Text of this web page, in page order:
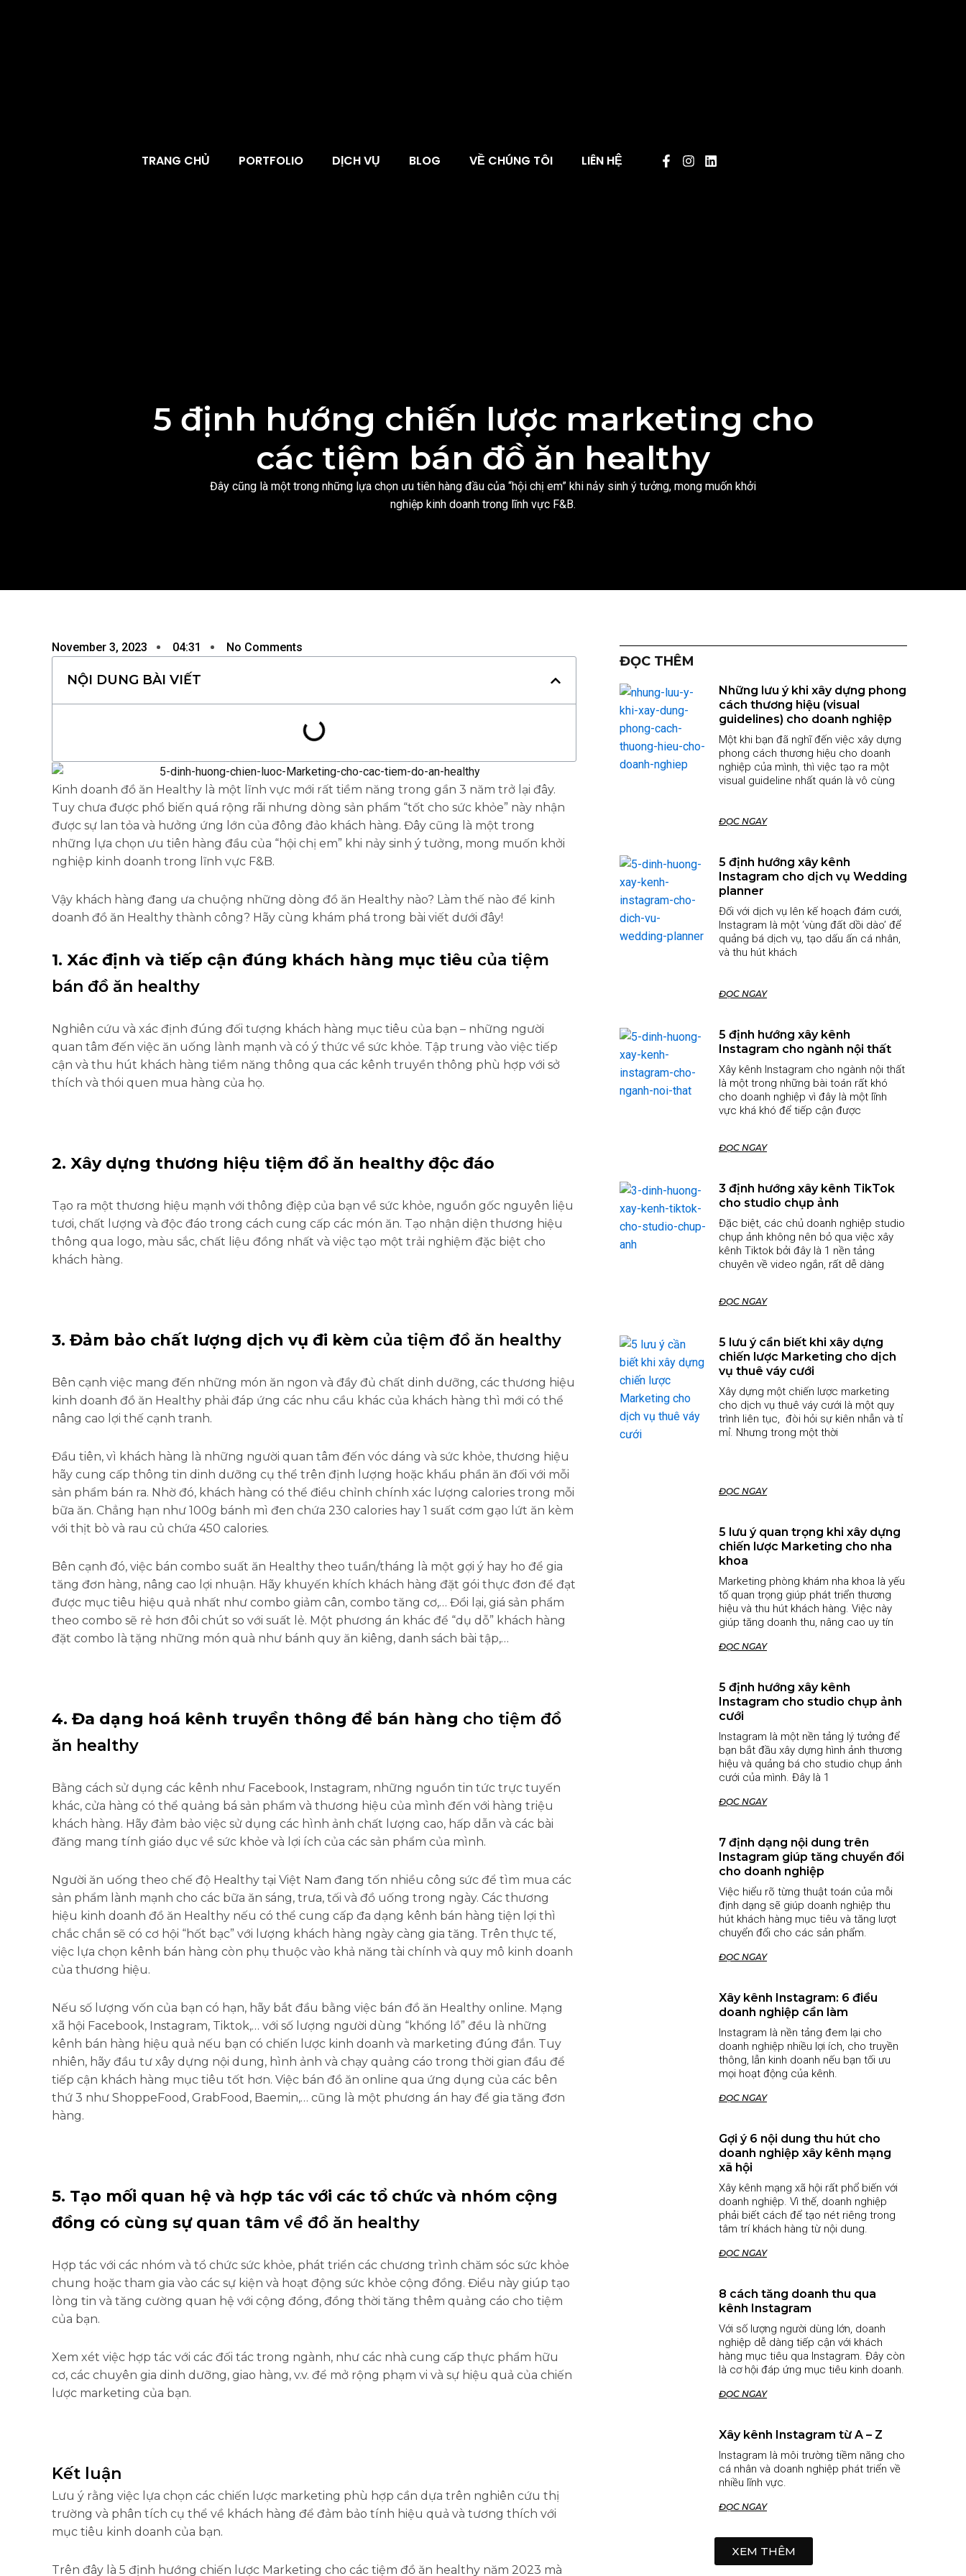
TRANG CHỦ PORTFOLIO DỊCH VỤ BLOG VỀ CHÚNG TÔI LIÊN HỆ
5 định hướng chiến lược marketing cho
các tiệm bán đồ ăn healthy
Đây cũng là một trong những lựa chọn ưu tiên hàng đầu của “hội chị em” khi nảy sinh ý tưởng, mong muốn khởi
nghiệp kinh doanh trong lĩnh vực F&B.
November 3, 2023 04:31 No Comments
NỘI DUNG BÀI VIẾT
Kinh doanh đồ ăn Healthy là một lĩnh vực mới rất tiềm năng trong gần 3 năm trở lại đây.
Tuy chưa được phổ biến quá rộng rãi nhưng dòng sản phẩm “tốt cho sức khỏe” này nhận
được sự lan tỏa và hưởng ứng lớn của đông đảo khách hàng. Đây cũng là một trong
những lựa chọn ưu tiên hàng đầu của “hội chị em” khi nảy sinh ý tưởng, mong muốn khởi
nghiệp kinh doanh trong lĩnh vực F&B.
Vậy khách hàng đang ưa chuộng những dòng đồ ăn Healthy nào? Làm thế nào để kinh
doanh đồ ăn Healthy thành công? Hãy cùng khám phá trong bài viết dưới đây!
1. Xác định và tiếp cận đúng khách hàng mục tiêu của tiệm
bán đồ ăn healthy
Nghiên cứu và xác định đúng đối tượng khách hàng mục tiêu của bạn – những người
quan tâm đến việc ăn uống lành mạnh và có ý thức về sức khỏe. Tập trung vào việc tiếp
cận và thu hút khách hàng tiềm năng thông qua các kênh truyền thông phù hợp với sở
thích và thói quen mua hàng của họ.
2. Xây dựng thương hiệu tiệm đồ ăn healthy độc đáo
Tạo ra một thương hiệu mạnh với thông điệp của bạn về sức khỏe, nguồn gốc nguyên liệu
tươi, chất lượng và độc đáo trong cách cung cấp các món ăn. Tạo nhận diện thương hiệu
thông qua logo, màu sắc, chất liệu đồng nhất và việc tạo một trải nghiệm đặc biệt cho
khách hàng.
3. Đảm bảo chất lượng dịch vụ đi kèm của tiệm đồ ăn healthy
Bên cạnh việc mang đến những món ăn ngon và đầy đủ chất dinh dưỡng, các thương hiệu
kinh doanh đồ ăn Healthy phải đáp ứng các nhu cầu khác của khách hàng thì mới có thể
nâng cao lợi thế cạnh tranh.
Đầu tiên, vì khách hàng là những người quan tâm đến vóc dáng và sức khỏe, thương hiệu
hãy cung cấp thông tin dinh dưỡng cụ thể trên định lượng hoặc khẩu phần ăn đối với mỗi
sản phẩm bán ra. Nhờ đó, khách hàng có thể điều chỉnh chính xác lượng calories trong mỗi
bữa ăn. Chẳng hạn như 100g bánh mì đen chứa 230 calories hay 1 suất cơm gạo lứt ăn kèm
với thịt bò và rau củ chứa 450 calories.
Bên cạnh đó, việc bán combo suất ăn Healthy theo tuần/tháng là một gợi ý hay ho để gia
tăng đơn hàng, nâng cao lợi nhuận. Hãy khuyến khích khách hàng đặt gói thực đơn để đạt
được mục tiêu hiệu quả nhất như combo giảm cân, combo tăng cơ,… Đổi lại, giá sản phẩm
theo combo sẽ rẻ hơn đôi chút so với suất lẻ. Một phương án khác để “dụ dỗ” khách hàng
đặt combo là tặng những món quà như bánh quy ăn kiêng, danh sách bài tập,…
4. Đa dạng hoá kênh truyền thông để bán hàng cho tiệm đồ
ăn healthy
Bằng cách sử dụng các kênh như Facebook, Instagram, những nguồn tin tức trực tuyến
khác, cửa hàng có thể quảng bá sản phẩm và thương hiệu của mình đến với hàng triệu
khách hàng. Hãy đảm bảo việc sử dụng các hình ảnh chất lượng cao, hấp dẫn và các bài
đăng mang tính giáo dục về sức khỏe và lợi ích của các sản phẩm của mình.
Người ăn uống theo chế độ Healthy tại Việt Nam đang tốn nhiều công sức để tìm mua các
sản phẩm lành mạnh cho các bữa ăn sáng, trưa, tối và đồ uống trong ngày. Các thương
hiệu kinh doanh đồ ăn Healthy nếu có thể cung cấp đa dạng kênh bán hàng tiện lợi thì
chắc chắn sẽ có cơ hội “hốt bạc” với lượng khách hàng ngày càng gia tăng. Trên thực tế,
việc lựa chọn kênh bán hàng còn phụ thuộc vào khả năng tài chính và quy mô kinh doanh
của thương hiệu.
Nếu số lượng vốn của bạn có hạn, hãy bắt đầu bằng việc bán đồ ăn Healthy online. Mạng
xã hội Facebook, Instagram, Tiktok,… với số lượng người dùng “khổng lồ” đều là những
kênh bán hàng hiệu quả nếu bạn có chiến lược kinh doanh và marketing đúng đắn. Tuy
nhiên, hãy đầu tư xây dựng nội dung, hình ảnh và chạy quảng cáo trong thời gian đầu để
tiếp cận khách hàng mục tiêu tốt hơn. Việc bán đồ ăn online qua ứng dụng của các bên
thứ 3 như ShoppeFood, GrabFood, Baemin,… cũng là một phương án hay để gia tăng đơn
hàng.
5. Tạo mối quan hệ và hợp tác với các tổ chức và nhóm cộng
đồng có cùng sự quan tâm về đồ ăn healthy
Hợp tác với các nhóm và tổ chức sức khỏe, phát triển các chương trình chăm sóc sức khỏe
chung hoặc tham gia vào các sự kiện và hoạt động sức khỏe cộng đồng. Điều này giúp tạo
lòng tin và tăng cường quan hệ với cộng đồng, đồng thời tăng thêm quảng cáo cho tiệm
của bạn.
Xem xét việc hợp tác với các đối tác trong ngành, như các nhà cung cấp thực phẩm hữu
cơ, các chuyên gia dinh dưỡng, giao hàng, v.v. để mở rộng phạm vi và sự hiệu quả của chiến
lược marketing của bạn.
Kết luận
Lưu ý rằng việc lựa chọn các chiến lược marketing phù hợp cần dựa trên nghiên cứu thị
trường và phân tích cụ thể về khách hàng để đảm bảo tính hiệu quả và tương thích với
mục tiêu kinh doanh của bạn.
Trên đây là 5 định hướng chiến lược Marketing cho các tiệm đồ ăn healthy năm 2023 mà
ĐỌC THÊM
Những lưu ý khi xây dựng phong
cách thương hiệu (visual
guidelines) cho doanh nghiệp
Một khi bạn đã nghĩ đến việc xây dựng
phong cách thương hiệu cho doanh
nghiệp của mình, thì việc tạo ra một
visual guideline nhất quán là vô cùng
ĐỌC NGAY
5 định hướng xây kênh
Instagram cho dịch vụ Wedding
planner
Đối với dịch vụ lên kế hoạch đám cưới,
Instagram là một ‘vùng đất dồi dào’ để
quảng bá dịch vụ, tạo dấu ấn cá nhân,
và thu hút khách
ĐỌC NGAY
5 định hướng xây kênh
Instagram cho ngành nội thất
Xây kênh Instagram cho ngành nội thất
là một trong những bài toán rất khó
cho doanh nghiệp vì đây là một lĩnh
vực khá khó để tiếp cận được
ĐỌC NGAY
3 định hướng xây kênh TikTok
cho studio chụp ảnh
Đặc biệt, các chủ doanh nghiệp studio
chụp ảnh không nên bỏ qua việc xây
kênh Tiktok bởi đây là 1 nền tảng
chuyên về video ngắn, rất dễ dàng
ĐỌC NGAY
5 lưu ý cần biết khi xây dựng
chiến lược Marketing cho dịch
vụ thuê váy cưới
Xây dựng một chiến lược marketing
cho dịch vụ thuê váy cưới là một quy
trình liên tục, đòi hỏi sự kiên nhẫn và tỉ
mỉ. Nhưng trong một thời
ĐỌC NGAY
5 lưu ý quan trọng khi xây dựng
chiến lược Marketing cho nha
khoa
Marketing phòng khám nha khoa là yếu
tố quan trọng giúp phát triển thương
hiệu và thu hút khách hàng. Việc này
giúp tăng doanh thu, nâng cao uy tín
ĐỌC NGAY
5 định hướng xây kênh
Instagram cho studio chụp ảnh
cưới
Instagram là một nền tảng lý tưởng để
bạn bắt đầu xây dựng hình ảnh thương
hiệu và quảng bá cho studio chụp ảnh
cưới của mình. Đây là 1
ĐỌC NGAY
7 định dạng nội dung trên
Instagram giúp tăng chuyển đổi
cho doanh nghiệp
Việc hiểu rõ từng thuật toán của mỗi
định dạng sẽ giúp doanh nghiệp thu
hút khách hàng mục tiêu và tăng lượt
chuyển đổi cho các sản phẩm.
ĐỌC NGAY
Xây kênh Instagram: 6 điều
doanh nghiệp cần làm
Instagram là nền tảng đem lại cho
doanh nghiệp nhiều lợi ích, cho truyền
thông, lẫn kinh doanh nếu bạn tối ưu
mọi hoạt động của kênh.
ĐỌC NGAY
Gợi ý 6 nội dung thu hút cho
doanh nghiệp xây kênh mạng
xã hội
Xây kênh mạng xã hội rất phổ biến với
doanh nghiệp. Vì thế, doanh nghiệp
phải biết cách để tạo nét riêng trong
tâm trí khách hàng từ nội dung.
ĐỌC NGAY
8 cách tăng doanh thu qua
kênh Instagram
Với số lượng người dùng lớn, doanh
nghiệp dễ dàng tiếp cận với khách
hàng mục tiêu qua Instagram. Đây còn
là cơ hội đáp ứng mục tiêu kinh doanh.
ĐỌC NGAY
Xây kênh Instagram từ A – Z
Instagram là môi trường tiềm năng cho
cá nhân và doanh nghiệp phát triển về
nhiều lĩnh vực.
ĐỌC NGAY
XEM THÊM